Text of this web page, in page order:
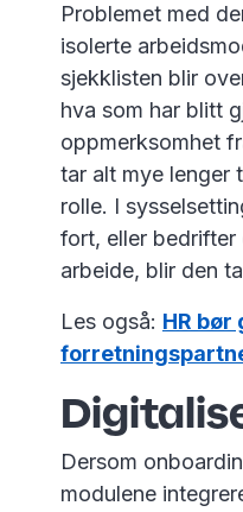
Problemet med
isolerte
sjekklisten blir
hva som har blitt
oppmerksomhet
tar alt mye lenger
rolle. I
fort, eller bedrifter
arbeide, blir den
Les også: HR
Dersom
modulene